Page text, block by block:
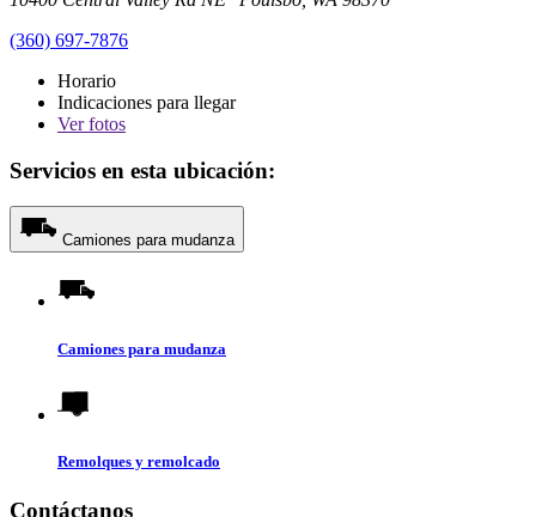
(360) 697-7876
Horario
Indicaciones para llegar
Verfotos
Servicios en esta ubicación:
Camiones para mudanza
Camiones para mudanza
Remolques y remolcado
Contáctanos